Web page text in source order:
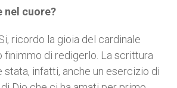
nel cuore?
ricordo la gioia del cardinale
finimmo di redigerlo. La scrittura
stata, infatti, anche un esercizio di